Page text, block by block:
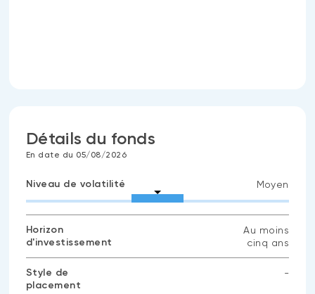
Détails du fonds
En date du 05/08/2026
Niveau de volatilité Moyen
Horizon
d'investissement
Au moins
cinq ans
Style de
placement
-